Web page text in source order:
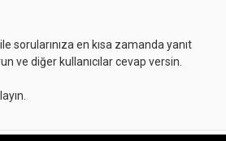
sorularınıza en kısa zamanda yanıt
ve diğer kullanıcılar cevap versin.